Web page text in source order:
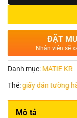
ĐẶT
Nhân viên sẽ
Danh mục: MATIE KR
Thẻ:giấy dán tường
Mô tả